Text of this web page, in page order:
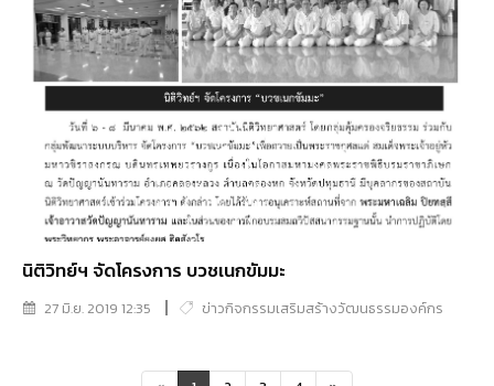
นิติวิทย์ฯ จัดโครงการ บวชเนกขัมมะ
27 มิ.ย. 2019 12:35 ข่าวกิจกรรมเสริมสร้างวัฒนธรรมองค์กร